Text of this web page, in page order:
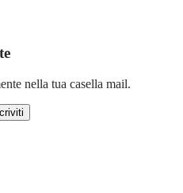
nella tua casella mail.